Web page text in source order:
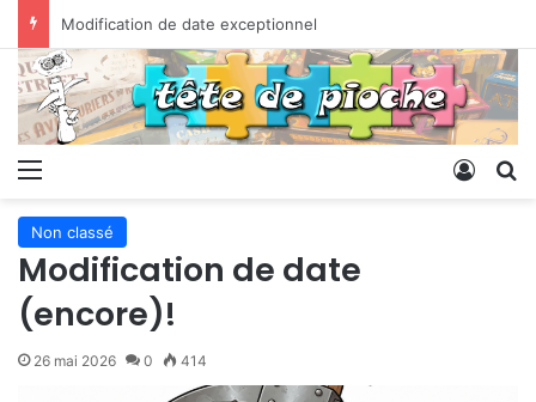
Bonnes fêtes !
Menu
Non classé
Modification de date
(encore)!
26 mai 2026 0 414